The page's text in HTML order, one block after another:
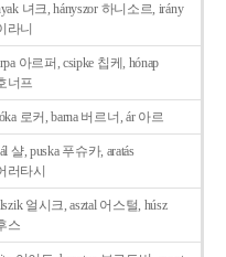
녀크, hányszor 하니소르, irány
라니
아르퍼, csipke 칩케, hónap
너프
로커, barna 버르너, ár 아르
샬, puska 푸슈카, aratás
러타시
얼시크, asztal 어스털, húsz
스